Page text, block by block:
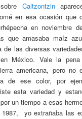
Caltzontzin
en esa ocasión que
en noviembre
que amasaba maíz
de las diversas
México. Vale la
americana, pero no
de ese color, por
esta variedad y
un tiempo a esas
1987, yo extrañaba las